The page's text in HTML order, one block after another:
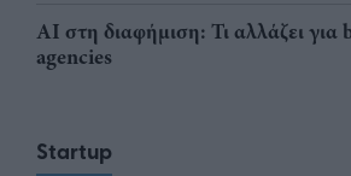
AI στη διαφήμιση: Τι αλλάζει για
agencies
Startup